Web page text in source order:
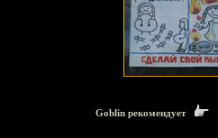
Goblin рекомендует